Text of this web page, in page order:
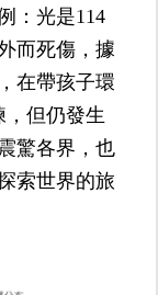
：光是114
而死傷，據
在帶孩子環
但仍發生
驚各界，也
索世界的旅